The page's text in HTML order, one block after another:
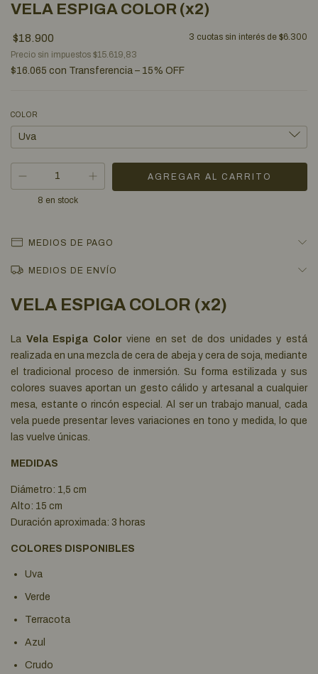
VELA ESPIGA COLOR (x2)
$18.900 3 cuotas sin interés de $6.300
Precio sin impuestos $15.619,83
$16.065 con Transferencia – 15% OFF
COLOR
8 en stock
MEDIOS DE PAGO
MEDIOS DE ENVÍO
VELA ESPIGA COLOR (x2)
La Vela Espiga Colorviene en set de dos unidades y está
realizada en una mezcla de cera de abeja y cera de soja, mediante
el tradicional proceso de inmersión. Su forma estilizada y sus
colores suaves aportan un gesto cálido y artesanal a cualquier
mesa, estante o rincón especial. Al ser un trabajo manual, cada
vela puede presentar leves variaciones en tono y medida, lo que
las vuelve únicas.
MEDIDAS
Diámetro: 1,5 cm
Alto: 15 cm
Duración aproximada: 3 horas
COLORES DISPONIBLES
Uva
Verde
Terracota
Azul
Crudo